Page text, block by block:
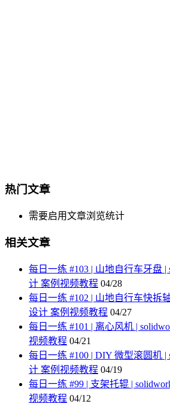
热门文章
需要启用文章浏览统计
相关文章
每日一练 #103 | 山地自行车牙盘 |
计 案例视频教程 04/28
每日一练 #102 | 山地自行车快拆
设计 案例视频教程 04/27
每日一练 #101 | 离心风机 |
视频教程 04/21
每日一练 #100 | DIY 微型滚圆机 |
计 案例视频教程 04/19
每日一练 #99 | 支架托辊 |
视频教程 04/12